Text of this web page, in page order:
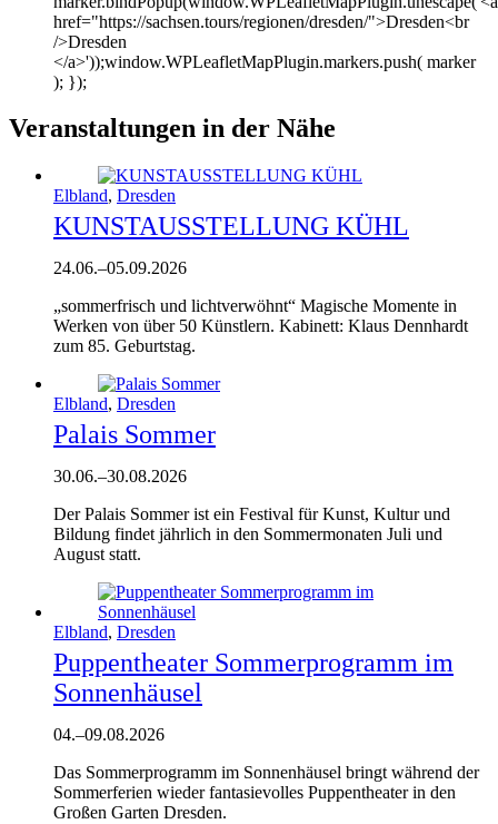
href="https://sachsen.tours/regionen/dresden/">Dresden<br
/>Dresden
</a>'));window.WPLeafletMapPlugin.markers.push( marker
); });
Veranstaltungen in der Nähe
Elbland, Dresden
KUNSTAUSSTELLUNG KÜHL
24.06.–05.09.2026
„sommerfrisch und lichtverwöhnt“ Magische Momente in
Werken von über 50 Künstlern. Kabinett: Klaus Dennhardt
zum 85. Geburtstag.
Elbland, Dresden
Palais Sommer
30.06.–30.08.2026
Der Palais Sommer ist ein Festival für Kunst, Kultur und
Bildung findet jährlich in den Sommermonaten Juli und
August statt.
Elbland, Dresden
Puppentheater Sommerprogramm im
Sonnenhäusel
04.–09.08.2026
Das Sommerprogramm im Sonnenhäusel bringt während der
Sommerferien wieder fantasievolles Puppentheater in den
Großen Garten Dresden.